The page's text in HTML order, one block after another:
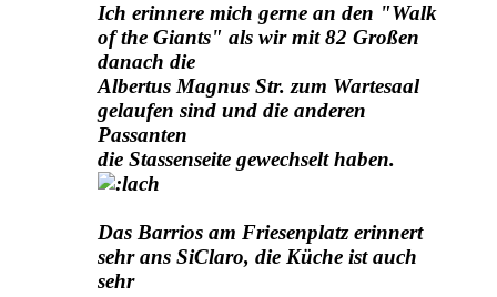
Ich erinnere mich gerne an den "Walk
of the Giants" als wir mit 82 Großen
danach die
Albertus Magnus Str. zum Wartesaal
gelaufen sind und die anderen
Passanten
die Stassenseite gewechselt haben.
Das Barrios am Friesenplatz erinnert
sehr ans SiClaro, die Küche ist auch
sehr